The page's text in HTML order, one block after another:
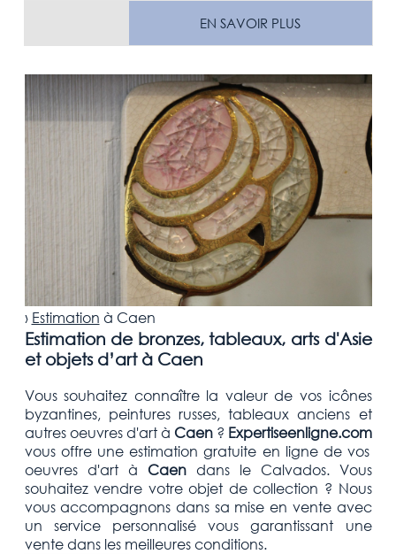
EN SAVOIR PLUS
› Estimation à Caen
Estimation de bronzes, tableaux, arts d'Asie
et objets d’art à Caen
Vous souhaitez connaître la valeur de vos icônes
byzantines, peintures russes, tableaux anciens et
autres oeuvres d'artà Caen? Expertiseenligne.com
vous offre une estimationgratuite en ligne de vos
oeuvres d'art à Caendans le Calvados. Vous
souhaitez vendre votreobjet de collection ? Nous
vous accompagnons dans sa mise en vente avec
un service personnalisé vous garantissant une
vente dans les meilleures conditions.